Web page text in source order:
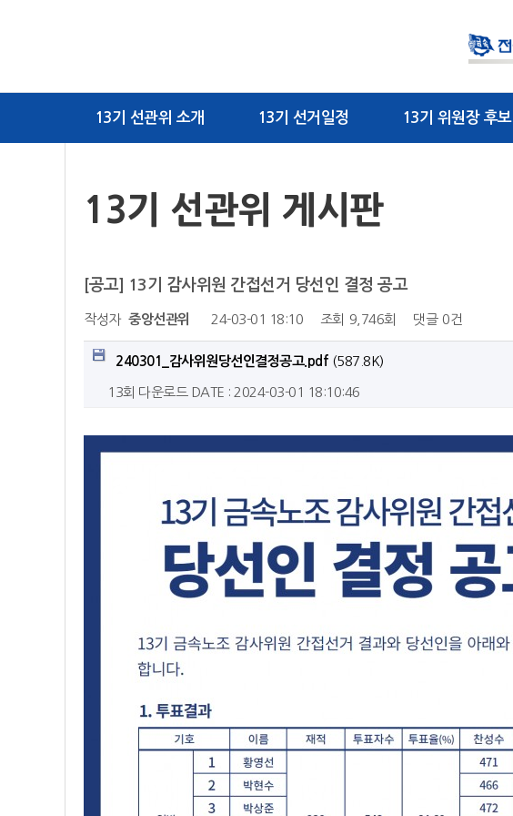
13기 선관위 소개 13기 선거일정 13기 위원장 후보
13기 선관위 게시판
[공고] 13기 감사위원 간접선거 당선인 결정 공고
작성자 중앙선관위 24-03-01 18:10 조회 9,746회 댓글 0건
240301_감사위원당선인결정공고.pdf (587.8K)
13회 다운로드 DATE : 2024-03-01 18:10:46